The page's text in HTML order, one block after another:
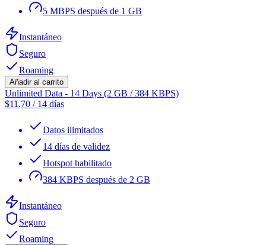
5 MBPS después de 1 GB
Instantáneo
Seguro
Roaming
Añadir al carrito
Unlimited Data - 14 Days (2 GB / 384 KBPS)
$11.70 / 14 días
Datos ilimitados
14 días de validez
Hotspot habilitado
384 KBPS después de 2 GB
Instantáneo
Seguro
Roaming